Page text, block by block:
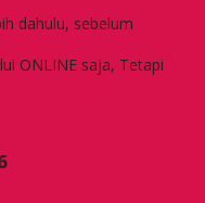
dahulu, sebelum
ONLINE saja, Tetapi